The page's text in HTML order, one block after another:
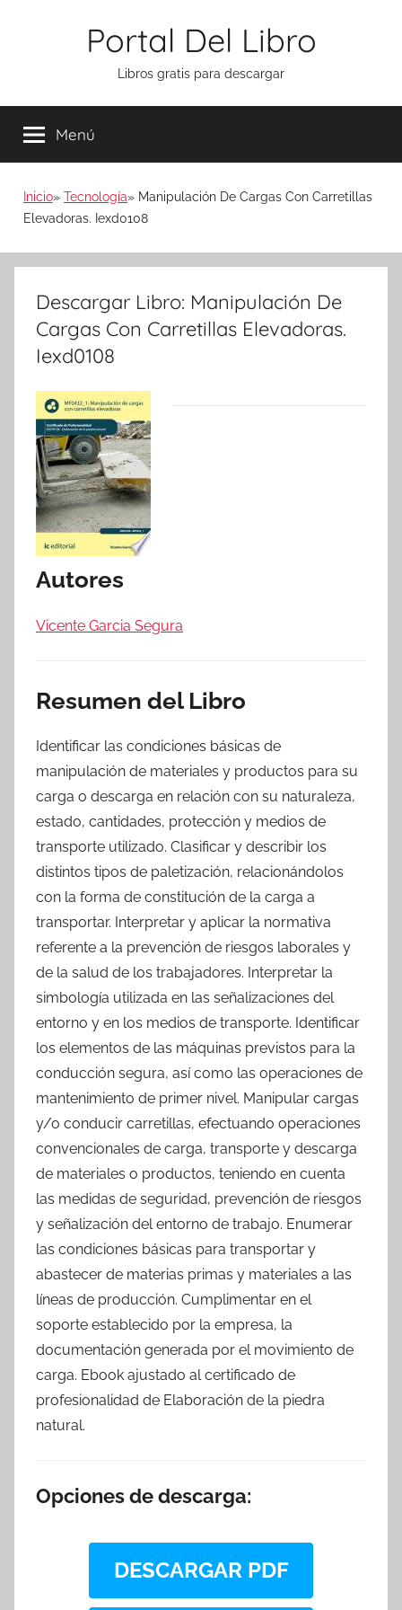
Portal Del Libro
Libros gratis para descargar
Menú
Inicio Tecnología
Manipulación De Cargas Con Carretillas
Elevadoras. Iexd0108
Descargar Libro: Manipulación De
Cargas Con Carretillas Elevadoras.
Iexd0108
Autores
Vicente Garcia Segura
Resumen del Libro
Identificar las condiciones básicas de
manipulación de materiales y productos para su
carga o descarga en relación con su naturaleza,
estado, cantidades, protección y medios de
transporte utilizado. Clasificar y describir los
distintos tipos de paletización, relacionándolos
con la forma de constitución de la carga a
transportar. Interpretar y aplicar la normativa
referente a la prevención de riesgos laborales y
de la salud de los trabajadores. Interpretar la
simbología utilizada en las señalizaciones del
entorno y en los medios de transporte. Identificar
los elementos de las máquinas previstos para la
conducción segura, así como las operaciones de
mantenimiento de primer nivel. Manipular cargas
y/o conducir carretillas, efectuando operaciones
convencionales de carga, transporte y descarga
de materiales o productos, teniendo en cuenta
las medidas de seguridad, prevención de riesgos
y señalización del entorno de trabajo. Enumerar
las condiciones básicas para transportar y
abastecer de materias primas y materiales a las
líneas de producción. Cumplimentar en el
soporte establecido por la empresa, la
documentación generada por el movimiento de
carga. Ebook ajustado al certificado de
profesionalidad de Elaboración de la piedra
natural.
Opciones de descarga:
DESCARGAR PDF